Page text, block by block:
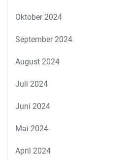
Oktober 2024
September 2024
August 2024
Juli 2024
Juni 2024
Mai 2024
April 2024